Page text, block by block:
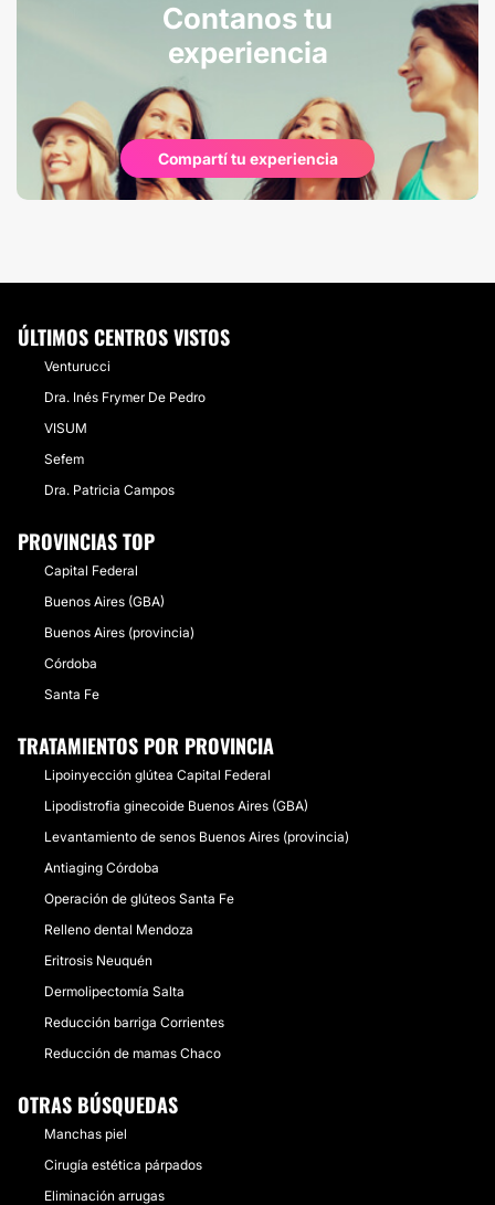
Contanos tu
experiencia
Compartí tu experiencia
ÚLTIMOS CENTROS VISTOS
Venturucci
Dra. Inés Frymer De Pedro
VISUM
Sefem
Dra. Patricia Campos
PROVINCIAS TOP
Capital Federal
Buenos Aires (GBA)
Buenos Aires (provincia)
Córdoba
Santa Fe
TRATAMIENTOS POR PROVINCIA
Lipoinyección glútea Capital Federal
Lipodistrofia ginecoide Buenos Aires (GBA)
Levantamiento de senos Buenos Aires (provincia)
Antiaging Córdoba
Operación de glúteos Santa Fe
Relleno dental Mendoza
Eritrosis Neuquén
Dermolipectomía Salta
Reducción barriga Corrientes
Reducción de mamas Chaco
OTRAS BÚSQUEDAS
Manchas piel
Cirugía estética párpados
Eliminación arrugas